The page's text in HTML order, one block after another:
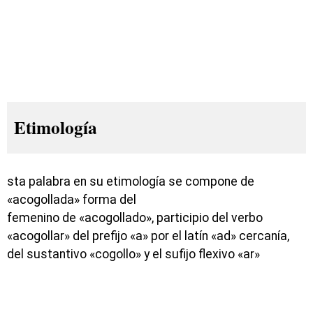
Etimología
sta palabra en su etimología se compone de
«acogollada» forma del
femenino de «acogollado», participio del verbo
«acogollar» del prefijo «a» por el latín «ad» cercanía,
del sustantivo «cogollo» y el sufijo flexivo «ar»